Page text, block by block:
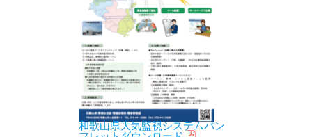
和歌山県大気監視システムパン